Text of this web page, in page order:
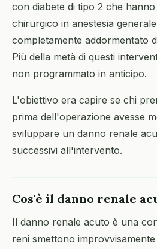
con diabete di tipo 2 che
chirurgico in anestesia
completamente addormentato
Più della metà di questi
non programmato in anticipo.
L'obiettivo era capire se chi
prima dell'operazione avesse
sviluppare un danno renale
successivi all'intervento.
Cos'è il danno renale
Il danno renale acuto è una
reni smettono